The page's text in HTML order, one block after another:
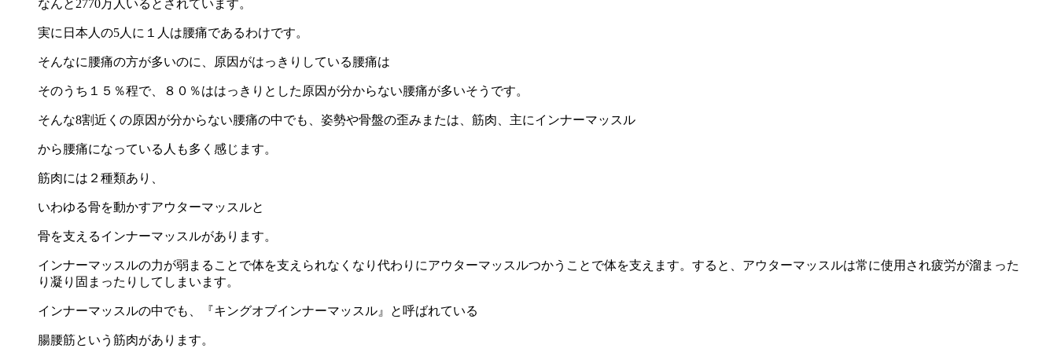
なんと2770万人いるとされています。
実に日本人の5人に１人は腰痛であるわけです。
そんなに腰痛の方が多いのに、原因がはっきりしている腰痛は
そのうち１５％程で、８０％ははっきりとした原因が分からない腰痛が多いそうです。
そんな8割近くの原因が分からない腰痛の中でも、 姿勢や骨盤の歪みまたは、筋肉、主にインナーマッスル
から腰痛になっている人も多く感じます。
筋肉には２種類あり、
いわゆる骨を動かすアウターマッスルと
骨を支えるインナーマッスルがあります。
インナーマッスルの力が弱まることで体を支えられなくなり代わり にアウターマッスルつかうことで体を支えます。すると、 アウターマッスルは常に使用され疲労が溜まった
り凝り固まったり してしまいます。
インナーマッスルの中でも、『キングオブインナーマッスル』 と呼ばれている
腸腰筋という筋肉があります。